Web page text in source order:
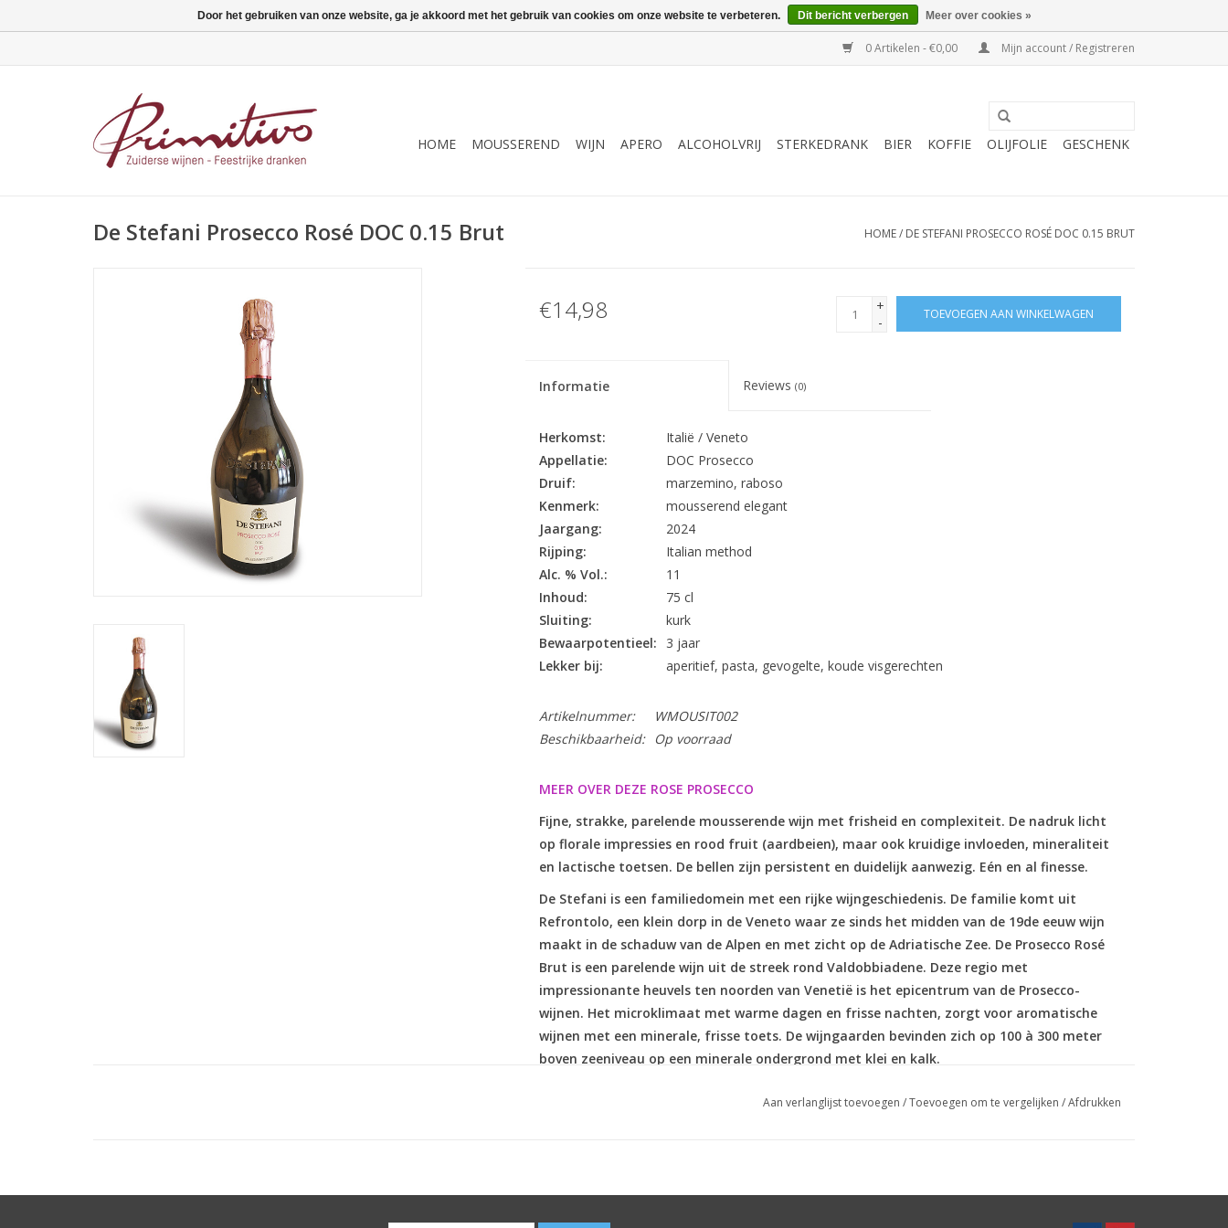
0 Artikelen - €0,00 Mijn account / Registreren
HOME MOUSSEREND WIJN APERO ALCOHOLVRIJ STERKEDRANK BIER KOFFIE OLIJFOLIE GESCHENK
De Stefani Prosecco Rosé DOC 0.15 Brut HOME/ DE STEFANI PROSECCO ROSÉ DOC 0.15 BRUT
€14,98
+
-
TOEVOEGEN AAN WINKELWAGEN
Informatie Reviews (0)
Artikelnummer:
WMOUSIT002
Beschikbaarheid:
Op voorraad
MEER OVER DEZE ROSE PROSECCO
Fijne, strakke, parelende mousserende wijn met frisheid en complexiteit. De nadruk licht
op florale impressies en rood fruit (aardbeien), maar ook kruidige invloeden, mineraliteit
en lactische toetsen. De bellen zijn persistent en duidelijk aanwezig. Eén en al finesse.
De Stefani is een familiedomein met een rijke wijngeschiedenis. De familie komt uit
Refrontolo, een klein dorp in de Veneto waar ze sinds het midden van de 19de eeuw wijn
maakt in de schaduw van de Alpen en met zicht op de Adriatische Zee. De Prosecco Rosé
Brut is een parelende wijn uit de streek rond Valdobbiadene. Deze regio met
impressionante heuvels ten noorden van Venetië is het epicentrum van de Prosecco-
wijnen. Het microklimaat met warme dagen en frisse nachten, zorgt voor aromatische
wijnen met een minerale, frisse toets. De wijngaarden bevinden zich op 100 à 300 meter
boven zeeniveau op een minerale ondergrond met klei en kalk.
Herkomst:
Italië / Veneto
Appellatie:
DOC Prosecco
Druif:
marzemino, raboso
Kenmerk:
mousserend elegant
Jaargang:
2024
Rijping:
Italian method
Alc. % Vol.:
11
Inhoud:
75 cl
Sluiting:
kurk
Bewaarpotentieel:
3 jaar
Lekker bij:
aperitief, pasta, gevogelte, koude visgerechten
Aan verlanglijst toevoegen /Toevoegen om te vergelijken /Afdrukken
Door het gebruiken van onze website, ga je akkoord met het gebruik van cookies om onze website te verbeteren. Dit bericht verbergen Meer over cookies »